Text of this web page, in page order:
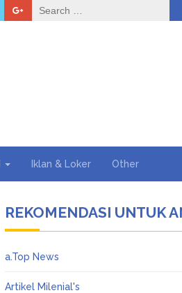
Search
for:
Iklan & Loker Other
REKOMENDASI UNTUK
a.Top News
Artikel Milenial's